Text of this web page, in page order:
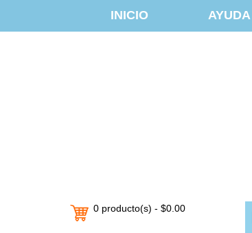
INICIO AYUDA
0 producto(s) - $0.00